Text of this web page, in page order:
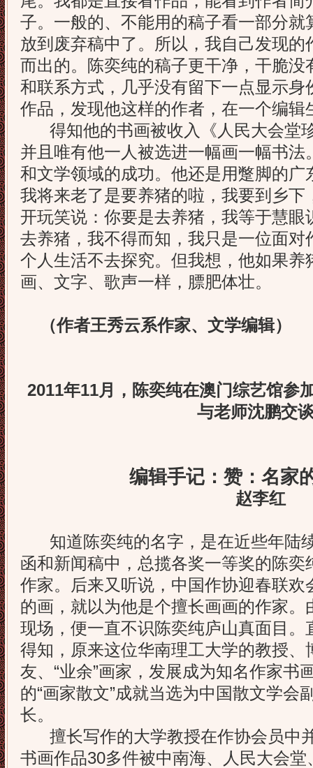
子。一般的、不能用的稿子看一部分就
放到废弃稿中了。所以，我自己发现
而出的。陈奕纯的稿子更干净，干脆没
和联系方式，几乎没有留下一点显示身
作品，发现他这样的作者，在一个编辑
得知他的书画被收入《人民大会堂
并且唯有他一人被选进一幅画一幅书
和文学领域的成功。他还是用蹩脚的广
我将来老了是要养猪的啦，我要到乡下
开玩笑说：你要是去养猪，我等于慧眼
去养猪，我不得而知，我只是一位面对
个人生活不去探究。但我想，他如果养
画、文字、歌声一样，膘肥体壮。
（作者王秀云系作家、文学编辑）
2011年11月，陈奕纯在澳门综艺馆参
与老师沈鹏交
编辑手记：赞：名家
赵李红
知道陈奕纯的名字，是在近些年陆
函和新闻稿中，总揽各奖一等奖的陈
作家。后来又听说，中国作协迎春联欢
的画，就以为他是个擅长画画的作家
现场，便一直不识陈奕纯庐山真面目。
得知，原来这位华南理工大学的教授、
友、“业余”画家，发展成为知名作家书
的“画家散文”成就当选为中国散文学会
长。
擅长写作的大学教授在作协会员中
书画作品30多件被中南海、人民大会